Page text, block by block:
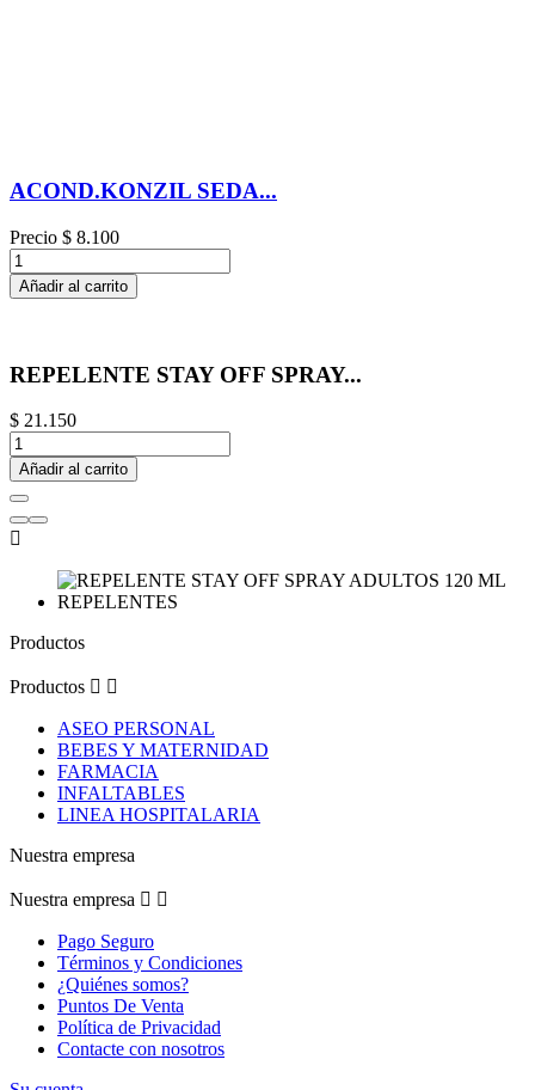
ACOND.KONZIL SEDA...
Precio $ 8.100
Añadir al carrito
REPELENTE STAY OFF SPRAY...
$ 21.150
Añadir al carrito

Productos
Productos  
ASEO PERSONAL
BEBES Y MATERNIDAD
FARMACIA
INFALTABLES
LINEA HOSPITALARIA
Nuestra empresa
Nuestra empresa  
Pago Seguro
Términos y Condiciones
¿Quiénes somos?
Puntos De Venta
Política de Privacidad
Contacte con nosotros